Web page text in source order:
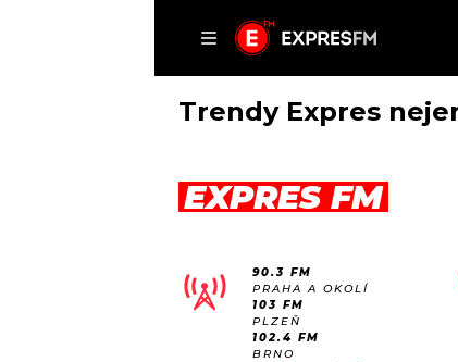
DOMŮ
AKTUÁLNĚ
ROZHOVORY
Trendy Expres
EXPRES FM
90.3 FM
PRAHA A OKOLÍ
103 FM
PLZEŇ
102.4 FM
BRNO